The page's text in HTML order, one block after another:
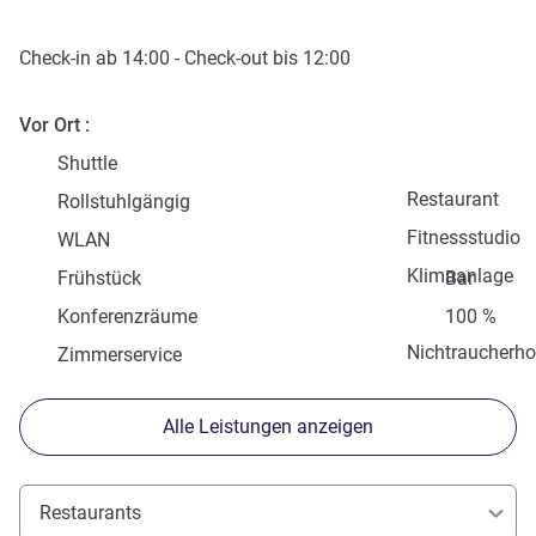
Check-in ab 14:00 - Check-out bis 12:00
Vor Ort
Shuttle
Restaurant
Rollstuhlgängig
Fitnessstudio
WLAN
Klimaanlage
Frühstück
Bar
Konferenzräume
100 %
Zimmerservice
Alle Leistungen anzeigen
Restaurants